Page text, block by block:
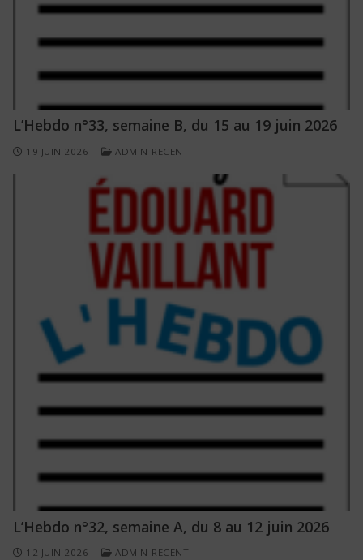
L’Hebdo n°33, semaine B, du 15 au 19 juin 2026
19 JUIN 2026 ADMIN-RECENT
L’Hebdo n°32, semaine A, du 8 au 12 juin 2026
12 JUIN 2026 ADMIN-RECENT